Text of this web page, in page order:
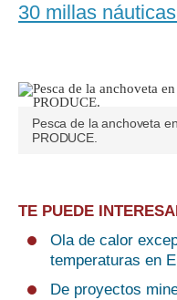
30 millas
Pesca de la anchoveta
PRODUCE.
TE PUEDE
Ola de calor
temperaturas en
De proyectos